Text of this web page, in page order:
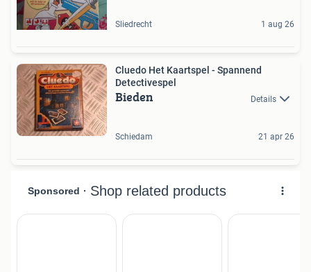
Sliedrecht 1 aug 26
Cluedo Het Kaartspel - Spannend
Detectivespel
Bieden Details
Schiedam 21 apr 26